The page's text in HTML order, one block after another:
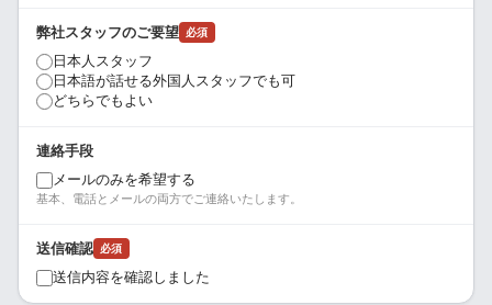
弊社スタッフのご要望 必須
日本人スタッフ
日本語が話せる外国人スタッフでも可
どちらでもよい
連絡手段
メールのみを希望する
基本、電話とメールの両方でご連絡いたします。
送信確認 必須
送信内容を確認しました